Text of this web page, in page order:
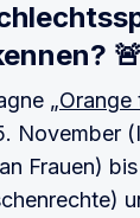
„Orange
November
Frauen)